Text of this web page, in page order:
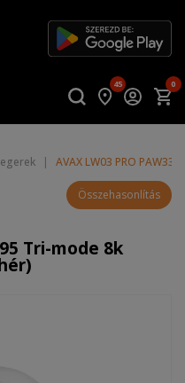
45 0
| AVAX LW03 PRO
Összehasonlítás
Tri-mode 8k